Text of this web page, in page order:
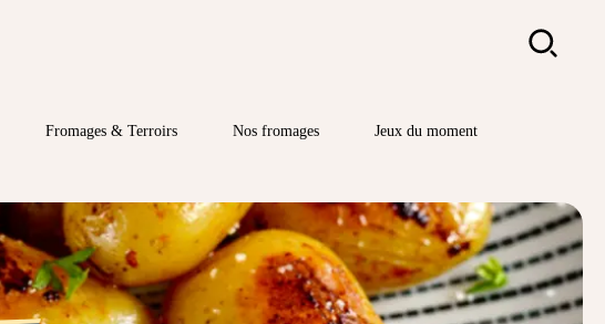
Rechercher
Fromages & Terroirs Nos fromages Jeux du moment